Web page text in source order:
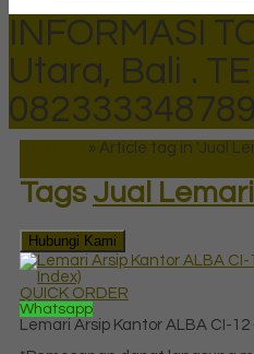
INFORMASI
Utara, Bali .
» Article tag in 'Jual
Tags Jual
Hubungi Kami
QUICK ORDER
Whatsapp
Lemari Arsip Kantor ALBA CI-12